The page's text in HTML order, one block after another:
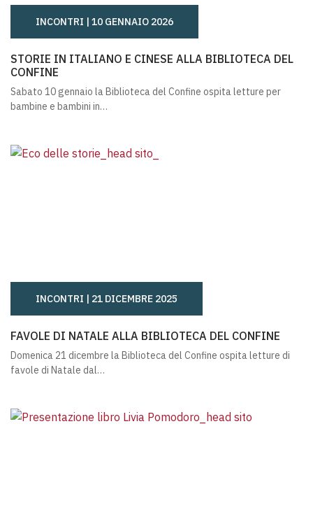
INCONTRI | 10 GENNAIO 2026
STORIE IN ITALIANO E CINESE ALLA BIBLIOTECA DEL
CONFINE
Sabato 10 gennaio la Biblioteca del Confine ospita letture per
bambine e bambini in…
INCONTRI | 21 DICEMBRE 2025
FAVOLE DI NATALE ALLA BIBLIOTECA DEL CONFINE
Domenica 21 dicembre la Biblioteca del Confine ospita letture di
favole di Natale dal…